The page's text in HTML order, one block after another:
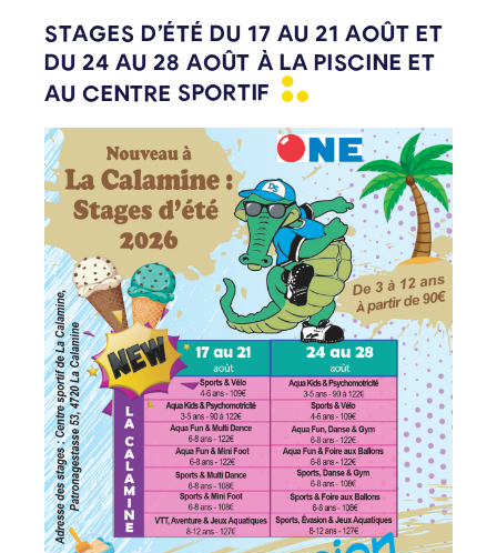
STAGES D’ÉTÉ DU 17 AU 21 AOÛT ET
DU 24 AU 28 AOÛT À LA PISCINE ET
AU CENTRE SPORTIF